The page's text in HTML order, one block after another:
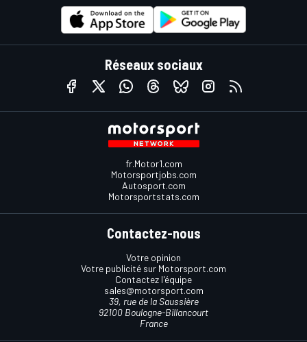
Réseaux sociaux
fr.Motor1.com
Motorsportjobs.com
Autosport.com
Motorsportstats.com
Contactez-nous
Votre opinion
Votre publicité sur Motorsport.com
Contactez l'équipe
sales@motorsport.com
39, rue de la Saussière
92100 Boulogne-Billancourt
France